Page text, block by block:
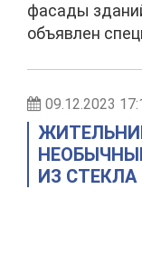
фасады
объявлен
09.12.2023
ИЗ СТЕКЛА